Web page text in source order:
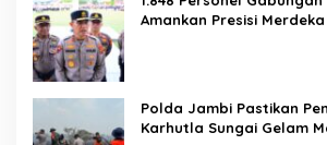
Amankan Presisi Merdeka
Polda Jambi Pastikan
Karhutla Sungai Gelam